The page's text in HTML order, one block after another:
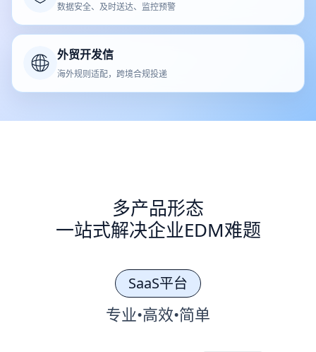
数据安全、及时送达、监控预警
外贸开发信
海外规则适配，跨境合规投递
多产品形态
一站式解决企业EDM难题
SaaS平台
专业•高效•简单